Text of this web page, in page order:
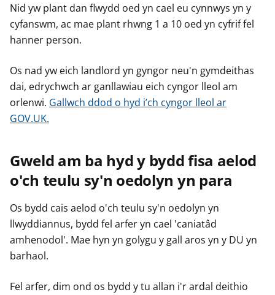
Nid yw plant dan flwydd oed yn cael eu cynnwys yn y
cyfanswm, ac mae plant rhwng 1 a 10 oed yn cyfrif fel
hanner person.
Os nad yw eich landlord yn gyngor neu'n gymdeithas
dai, edrychwch ar ganllawiau eich cyngor lleol am
orlenwi. Gallwch ddod o hyd i’ch cyngor lleol ar
GOV.UK.
Gweld am ba hyd y bydd fisa aelod
o'ch teulu sy'n oedolyn yn para
Os bydd cais aelod o'ch teulu sy'n oedolyn yn
llwyddiannus, bydd fel arfer yn cael 'caniatâd
amhenodol'. Mae hyn yn golygu y gall aros yn y DU yn
barhaol.
Fel arfer, dim ond os bydd y tu allan i'r ardal deithio